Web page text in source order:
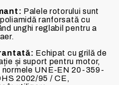
Palele rotorului sunt
ranforsată cu
unghi reglabil pentru a
Echipat cu grilă de
și suport pentru motor,
UNE-EN 20-359-
2002/95 / CE,